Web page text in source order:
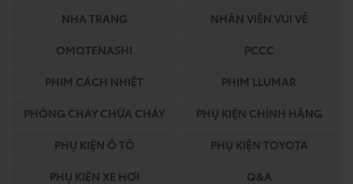
NHA TRANG
NHÂN VIÊN VUI VẺ
OMOTENASHI
PCCC
PHIM CÁCH NHIỆT
PHIM LLUMAR
PHÒNG CHÁY CHỮA CHÁY
PHỤ KIỆN CHÍNH HÃNG
PHỤ KIỆN Ô TÔ
PHỤ KIỆN TOYOTA
PHỤ KIỆN XE HƠI
Q&A